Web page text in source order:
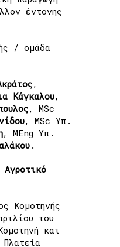
έντονης
/ ομάδα
,
Κάγκαλου,
, MSc
, MSc Υπ.
, ΜEng Υπ.
.
Αγροτικό
Κομοτηνής
του
και